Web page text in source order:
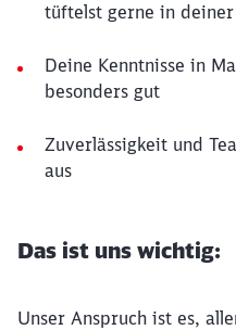
tüftelst gerne in
Deine Kenntnisse in
besonders gut
Zuverlässigkeit und
aus
Das ist uns wichtig:
Unser Anspruch ist es,